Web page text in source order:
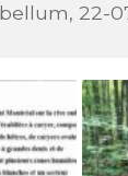
22-